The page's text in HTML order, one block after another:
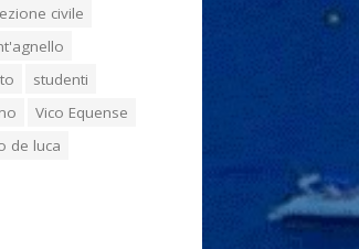
civile
studenti
Vico Equense
de luca